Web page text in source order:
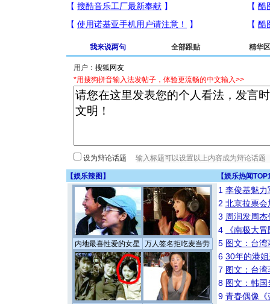
我来说两句 全部跟贴 精华区
用户：
*用搜狗拼音输入法发帖子，体验更流畅的中文输入>>
设为辩论话题
【娱乐辣图 】 【娱乐热闻
内地最喜性爱的女星 万人签名拒吃麦当劳
1 李俊基魅力
2 北京拉票
3 周润发周
4
《南极大
5 图文：台
6 30年的港
7 图文：台
8 图文：韩
9 青春偶像《